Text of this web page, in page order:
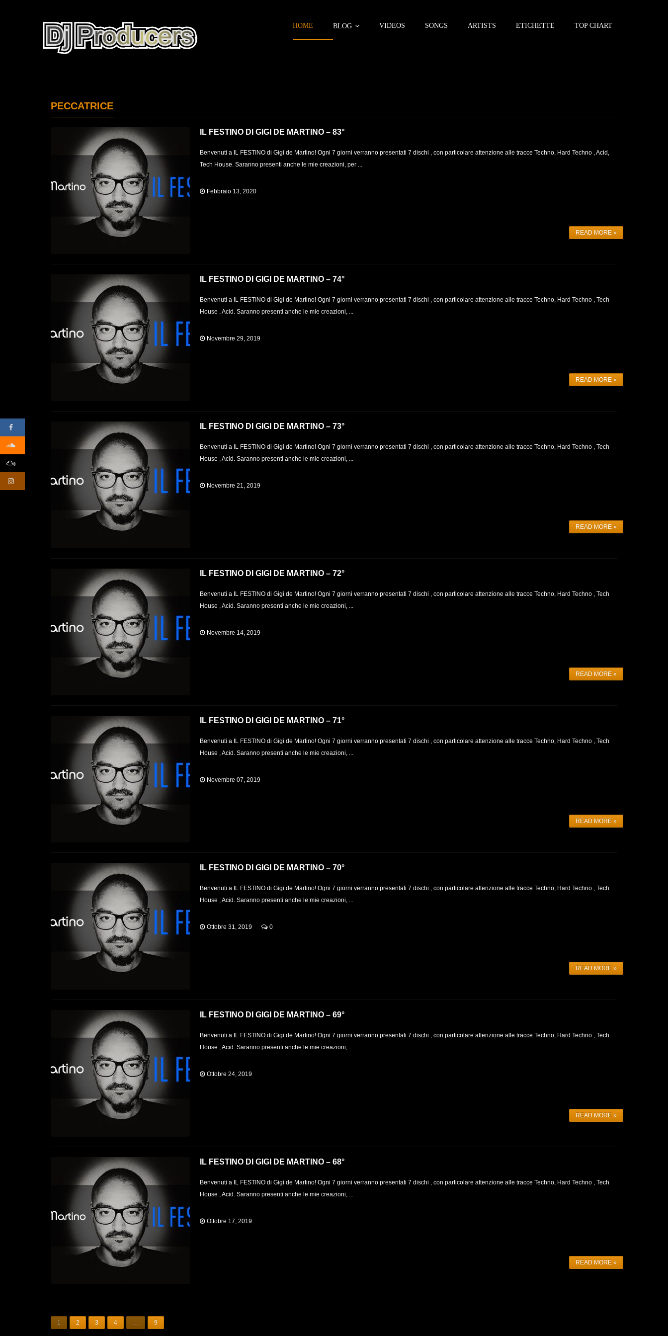
HOME BLOG VIDEOS SONGS ARTISTS ETICHETTE TOP CHART
PECCATRICE
IL FESTINO DI GIGI DE MARTINO – 83°
Benvenuti a IL FESTINO di Gigi de Martino! Ogni 7 giorni verranno presentati 7 dischi , con particolare attenzione alle tracce Techno, Hard Techno , Acid,
Tech House. Saranno presenti anche le mie creazioni, per ...
READ MORE »
Febbraio 13, 2020
IL FESTINO DI GIGI DE MARTINO – 74°
Benvenuti a IL FESTINO di Gigi de Martino! Ogni 7 giorni verranno presentati 7 dischi , con particolare attenzione alle tracce Techno, Hard Techno , Tech
House , Acid. Saranno presenti anche le mie creazioni, ...
READ MORE »
Novembre 29, 2019
IL FESTINO DI GIGI DE MARTINO – 73°
Benvenuti a IL FESTINO di Gigi de Martino! Ogni 7 giorni verranno presentati 7 dischi , con particolare attenzione alle tracce Techno, Hard Techno , Tech
House , Acid. Saranno presenti anche le mie creazioni, ...
READ MORE »
Novembre 21, 2019
IL FESTINO DI GIGI DE MARTINO – 72°
Benvenuti a IL FESTINO di Gigi de Martino! Ogni 7 giorni verranno presentati 7 dischi , con particolare attenzione alle tracce Techno, Hard Techno , Tech
House , Acid. Saranno presenti anche le mie creazioni, ...
READ MORE »
Novembre 14, 2019
IL FESTINO DI GIGI DE MARTINO – 71°
Benvenuti a IL FESTINO di Gigi de Martino! Ogni 7 giorni verranno presentati 7 dischi , con particolare attenzione alle tracce Techno, Hard Techno , Tech
House , Acid. Saranno presenti anche le mie creazioni, ...
READ MORE »
Novembre 07, 2019
IL FESTINO DI GIGI DE MARTINO – 70°
Benvenuti a IL FESTINO di Gigi de Martino! Ogni 7 giorni verranno presentati 7 dischi , con particolare attenzione alle tracce Techno, Hard Techno , Tech
House , Acid. Saranno presenti anche le mie creazioni, ...
READ MORE »
Ottobre 31, 2019 0
IL FESTINO DI GIGI DE MARTINO – 69°
Benvenuti a IL FESTINO di Gigi de Martino! Ogni 7 giorni verranno presentati 7 dischi , con particolare attenzione alle tracce Techno, Hard Techno , Tech
House , Acid. Saranno presenti anche le mie creazioni, ...
READ MORE »
Ottobre 24, 2019
IL FESTINO DI GIGI DE MARTINO – 68°
Benvenuti a IL FESTINO di Gigi de Martino! Ogni 7 giorni verranno presentati 7 dischi , con particolare attenzione alle tracce Techno, Hard Techno , Tech
House , Acid. Saranno presenti anche le mie creazioni, ...
READ MORE »
Ottobre 17, 2019
1 2 3 4 … 9